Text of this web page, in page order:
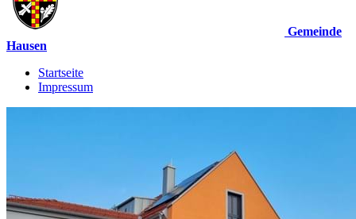
Gemeinde
Hausen
Startseite
Impressum